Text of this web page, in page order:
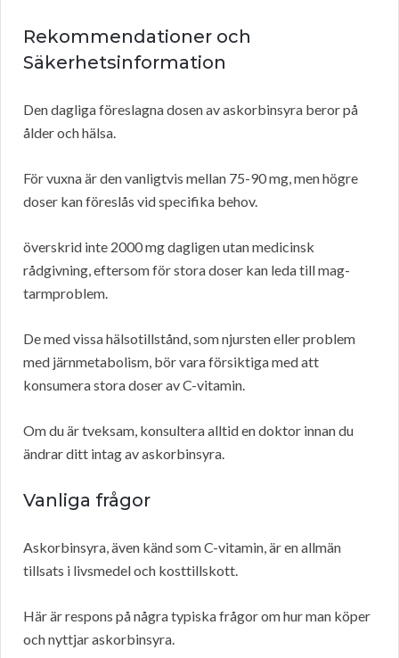
Rekommendationer och
Säkerhetsinformation
Den dagliga föreslagna dosen av askorbinsyra beror på
ålder och hälsa.
För vuxna är den vanligtvis mellan 75-90 mg, men högre
doser kan föreslås vid specifika behov.
överskrid inte 2000 mg dagligen utan medicinsk
rådgivning, eftersom för stora doser kan leda till mag-
tarmproblem.
De med vissa hälsotillstånd, som njursten eller problem
med järnmetabolism, bör vara försiktiga med att
konsumera stora doser av C-vitamin.
Om du är tveksam, konsultera alltid en doktor innan du
ändrar ditt intag av askorbinsyra.
Vanliga frågor
Askorbinsyra, även känd som C-vitamin, är en allmän
tillsats i livsmedel och kosttillskott.
Här är respons på några typiska frågor om hur man köper
och nyttjar askorbinsyra.